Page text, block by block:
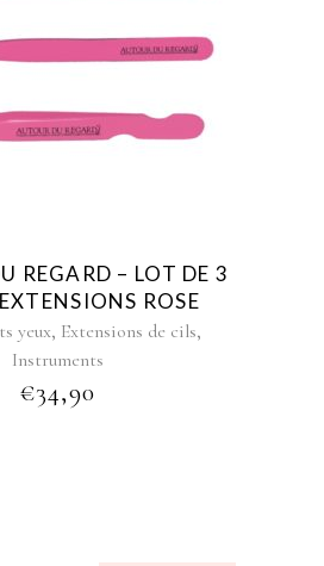
REGARD – LOT DE 3
ROSE
yeux, Extensions de cils,
Instruments
€34,90